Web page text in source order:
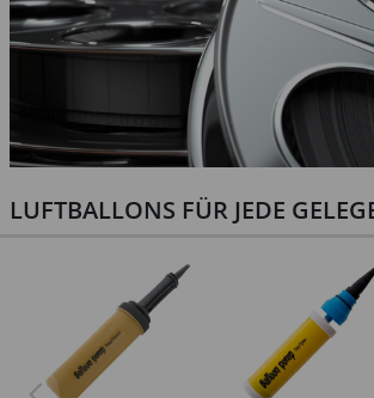
LUFTBALLONS FÜR JEDE